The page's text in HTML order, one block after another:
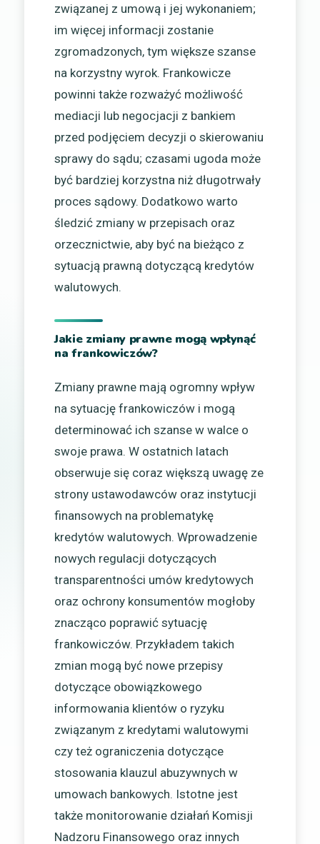
związanej z umową i jej wykonaniem;
im więcej informacji zostanie
zgromadzonych, tym większe szanse
na korzystny wyrok. Frankowicze
powinni także rozważyć możliwość
mediacji lub negocjacji z bankiem
przed podjęciem decyzji o skierowaniu
sprawy do sądu; czasami ugoda może
być bardziej korzystna niż długotrwały
proces sądowy. Dodatkowo warto
śledzić zmiany w przepisach oraz
orzecznictwie, aby być na bieżąco z
sytuacją prawną dotyczącą kredytów
walutowych.
Jakie zmiany prawne mogą wpłynąć
na frankowiczów?
Zmiany prawne mają ogromny wpływ
na sytuację frankowiczów i mogą
determinować ich szanse w walce o
swoje prawa. W ostatnich latach
obserwuje się coraz większą uwagę ze
strony ustawodawców oraz instytucji
finansowych na problematykę
kredytów walutowych. Wprowadzenie
nowych regulacji dotyczących
transparentności umów kredytowych
oraz ochrony konsumentów mogłoby
znacząco poprawić sytuację
frankowiczów. Przykładem takich
zmian mogą być nowe przepisy
dotyczące obowiązkowego
informowania klientów o ryzyku
związanym z kredytami walutowymi
czy też ograniczenia dotyczące
stosowania klauzul abuzywnych w
umowach bankowych. Istotne jest
także monitorowanie działań Komisji
Nadzoru Finansowego oraz innych